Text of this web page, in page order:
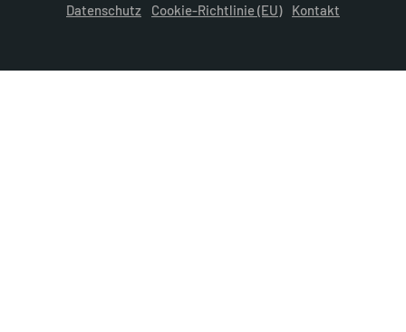
Datenschutz
Cookie-Richtlinie (EU) Kontakt